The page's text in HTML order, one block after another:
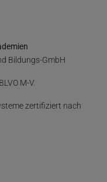
Bildungs-GmbH
M-V.
zertifiziert nach